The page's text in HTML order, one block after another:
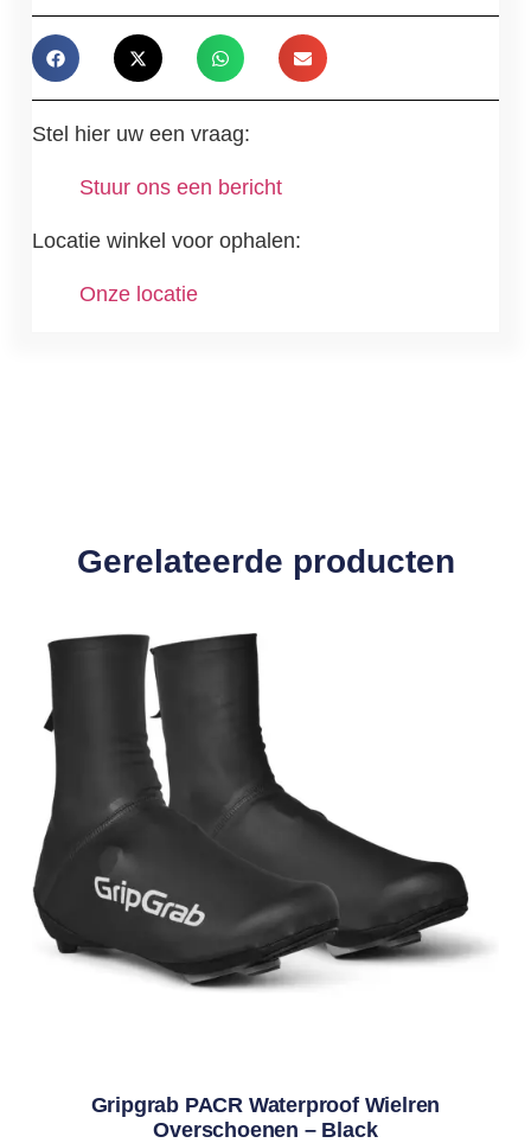
Stel hier uw een vraag:
Stuur ons een bericht
Locatie winkel voor ophalen:
Onze locatie
Gerelateerde producten
Gripgrab PACR Waterproof Wielren
Overschoenen – Black